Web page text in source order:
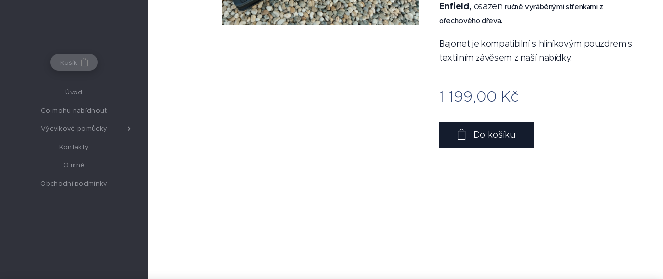
Košík
Úvod
Co mohu nabídnout
Výcvikové pomůcky
Kontakty
O mně
Obchodní podmínky
Enfield, osazen ručně vyráběnými střenkami z
ořechového dřeva.
Bajonet je kompatibilní s hliníkovým pouzdrem s
textilním závěsem z naší nabídky.
1 199,00 Kč
Do košíku